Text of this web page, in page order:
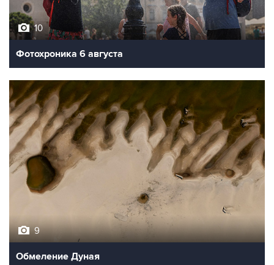
10
Фотохроника 6 августа
9
Обмеление Дуная